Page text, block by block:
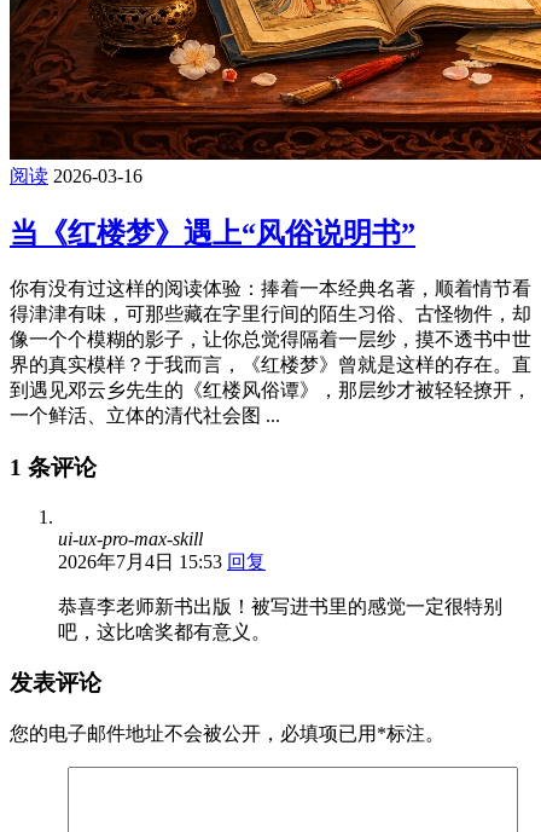
阅读 2026-03-16
当《红楼梦》遇上“风俗说明书”
你有没有过这样的阅读体验：捧着一本经典名著，顺着情节看
得津津有味，可那些藏在字里行间的陌生习俗、古怪物件，却
像一个个模糊的影子，让你总觉得隔着一层纱，摸不透书中世
界的真实模样？于我而言，《红楼梦》曾就是这样的存在。直
到遇见邓云乡先生的《红楼风俗谭》，那层纱才被轻轻撩开，
一个鲜活、立体的清代社会图 ...
1 条评论
ui-ux-pro-max-skill
2026年7月4日 15:53 回复
恭喜李老师新书出版！被写进书里的感觉一定很特别
吧，这比啥奖都有意义。
发表评论
您的电子邮件地址不会被公开， 必填项已用 *标注。